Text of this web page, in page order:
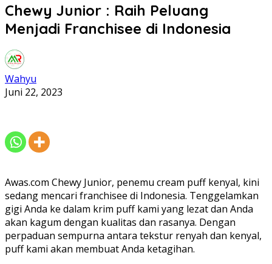
Chewy Junior : Raih Peluang
Menjadi Franchisee di Indonesia
Wahyu
Juni 22, 2023
Awas.com Chewy Junior, penemu cream puff kenyal, kini
sedang mencari franchisee di Indonesia. Tenggelamkan
gigi Anda ke dalam krim puff kami yang lezat dan Anda
akan kagum dengan kualitas dan rasanya. Dengan
perpaduan sempurna antara tekstur renyah dan kenyal,
puff kami akan membuat Anda ketagihan.